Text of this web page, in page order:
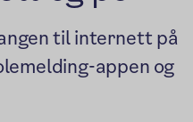
til internett på
appen og